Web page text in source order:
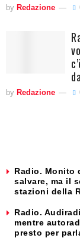
by Redazione
by Redazione
Radio. Monito
salvare, ma il
stazioni della
Radio.
mentre
presto per